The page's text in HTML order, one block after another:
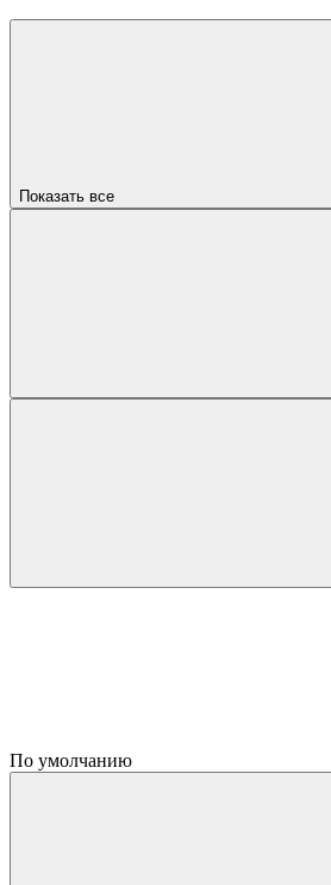
Показать все
По умолчанию